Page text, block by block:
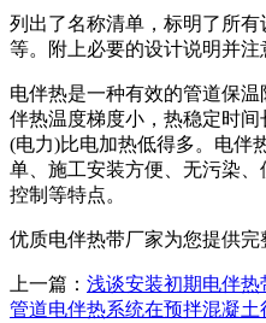
列出了名称清单，标明了所
等。附上必要的设计说明并
电伴热是一种有效的管道保
伴热温度梯度小，热稳定时
(电力)比电加热低得多。电伴
单、施工安装方便、无污染
控制等特点。
优质电伴热带厂家为您提供完
上一篇： 浅谈安装初期电伴
管道电伴热系统在预拌混凝土